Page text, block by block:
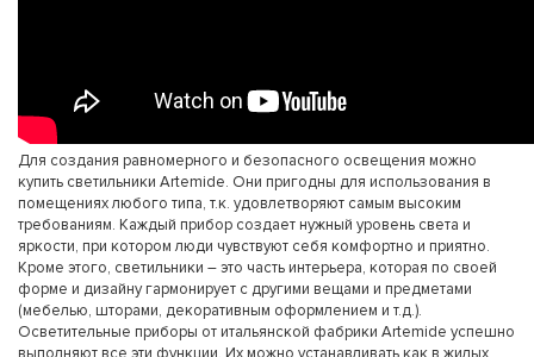
Для создания равномерного и безопасного освещения можно
купить светильники Artemide. Они пригодны для использования в
помещениях любого типа, т.к. удовлетворяют самым высоким
требованиям. Каждый прибор создает нужный уровень света и
яркости, при котором люди чувствуют себя комфортно и приятно.
Кроме этого, светильники – это часть интерьера, которая по своей
форме и дизайну гармонирует с другими вещами и предметами
(мебелью, шторами, декоративным оформлением и т.д.).
Осветительные приборы от итальянской фабрики Artemide успешно